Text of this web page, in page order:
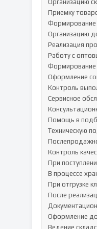
Организацию
Приемку
Формирование
Организацию
Реализация
Работу с
Формирование
Оформление
Контроль
Сервисное
Помощь в
Техническую
Контроль
При
В процессе
При отгрузке
После
Оформление
Ведение